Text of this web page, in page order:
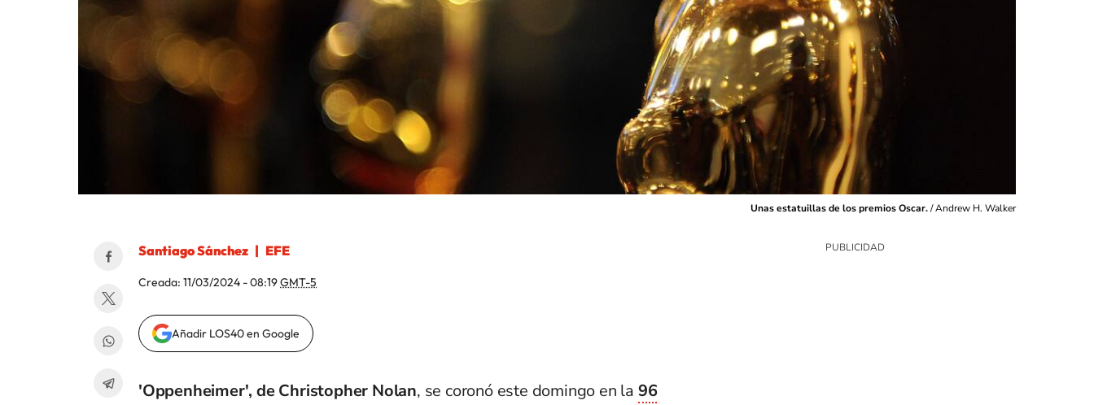
Unas estatuillas de los premios Oscar./Andrew H. Walker
Santiago Sánchez EFE
Creada: 11/03/2024 - 08:19GMT-5
Añadir LOS40 en Google
'Oppenheimer', de Christopher Nolan, se coronó este domingo en la 96